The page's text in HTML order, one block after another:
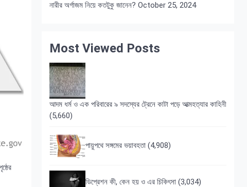
নারীর অর্গাজম নিয়ে কতটুকু জানেন? October 25, 2024
Most Viewed Posts
আদম ধর্ম ও এক পরিবারের ৯ সদস্যের ট্রেনে কাটা পড়ে আত্মহত্যার কাহিনী
(5,660)
পায়ুপথে সঙ্গমের ভয়াবহতা (4,908)
ডিপ্রেশন কী, কেন হয় ও এর চিকিৎসা (3,034)